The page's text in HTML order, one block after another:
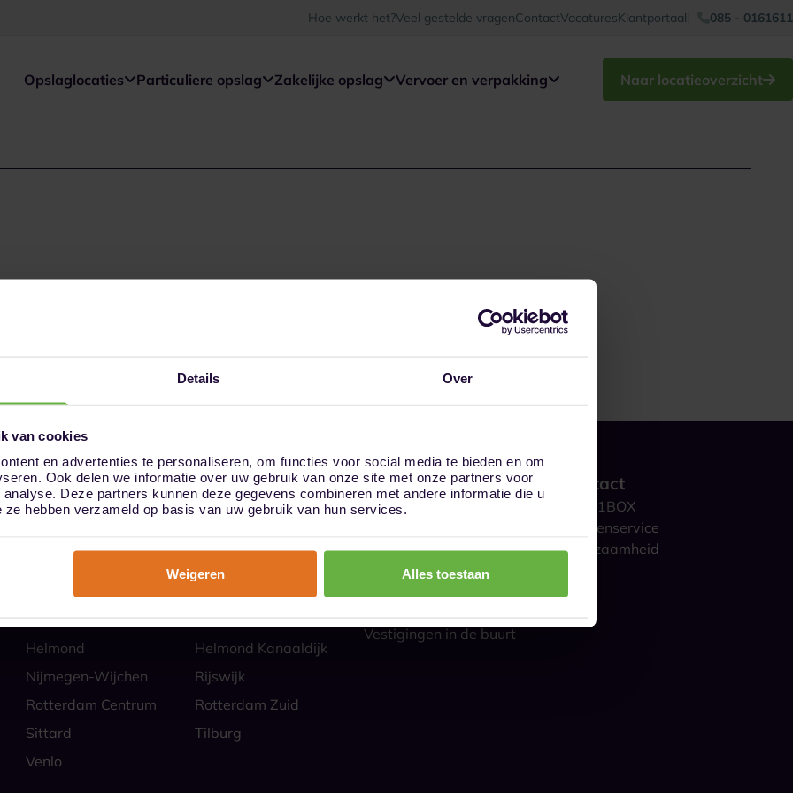
Details Over
van cookies
en advertenties te personaliseren, om functies voor social media te bieden en om
Ook delen we informatie over uw gebruik van onze site met onze partners voor
Deze partners kunnen deze gegevens combineren met andere informatie die u
hebben verzameld op basis van uw gebruik van hun services.
Weigeren Alles toestaan
Hoe werkt het?Veel gestelde vragenContactVacaturesKlantportaal 085 - 0161611
Opslaglocaties Particuliere opslag Zakelijke opslag Vervoer en verpakking Naar locatieoverzicht
Almere
Alphen aan den Rijn
Eindhoven Best
Helmond
Helmond Kanaaldijk
Nijmegen-Wijchen
Rijswijk
Rotterdam Centrum
Rotterdam Zuid
Sittard
Tilburg
Venlo
Hoe werkt het?
Veilige opslag
Particulieren
Zakelijk
Vestigingen in de buurt
Contact
Over 1BOX
Klantenservice
Duurzaamheid